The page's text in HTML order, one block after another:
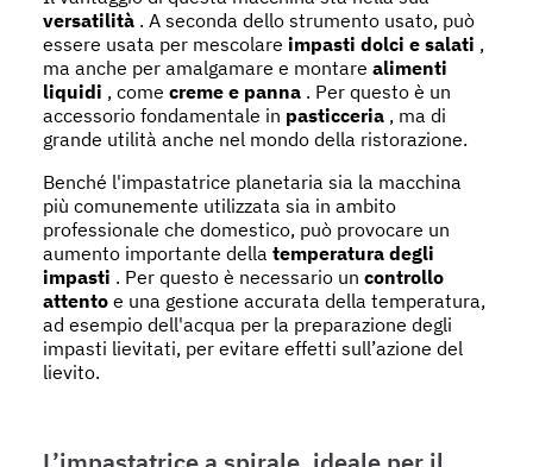
versatilità . A seconda dello strumento usato, può
essere usata per mescolare impasti dolci e salati ,
ma anche per amalgamare e montare alimenti
liquidi , come creme e panna . Per questo è un
accessorio fondamentale in pasticceria , ma di
grande utilità anche nel mondo della ristorazione.
Benché l'impastatrice planetaria sia la macchina
più comunemente utilizzata sia in ambito
professionale che domestico, può provocare un
aumento importante della temperatura degli
impasti . Per questo è necessario un controllo
attento e una gestione accurata della temperatura,
ad esempio dell'acqua per la preparazione degli
impasti lievitati, per evitare effetti sull’azione del
lievito.